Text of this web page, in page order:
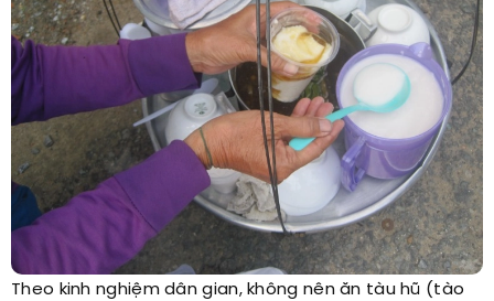
Theo kinh nghiệm dân gian, không nên ăn tàu hũ (tào